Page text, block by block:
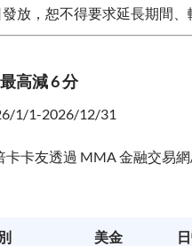
放，恕不得要求延長期間、
高減 6 分
1/1-2026/12/31
卡卡友透過 MMA 金融交易
美金